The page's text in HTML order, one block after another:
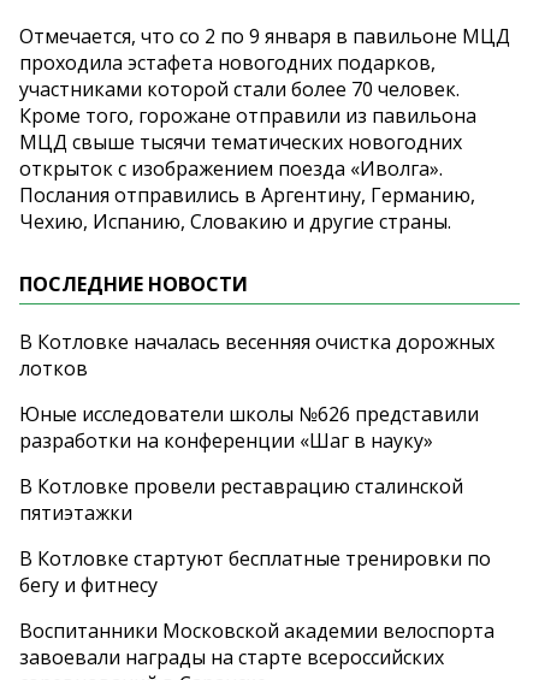
Отмечается, что со 2 по 9 января в павильоне МЦД
проходила эстафета новогодних подарков,
участниками которой стали более 70 человек.
Кроме того, горожане отправили из павильона
МЦД свыше тысячи тематических новогодних
открыток с изображением поезда «Иволга».
Послания отправились в Аргентину, Германию,
Чехию, Испанию, Словакию и другие страны.
ПОСЛЕДНИЕ НОВОСТИ
В Котловке началась весенняя очистка дорожных
лотков
Юные исследователи школы №626 представили
разработки на конференции «Шаг в науку»
В Котловке провели реставрацию сталинской
пятиэтажки
В Котловке стартуют бесплатные тренировки по
бегу и фитнесу
Воспитанники Московской академии велоспорта
завоевали награды на старте всероссийских